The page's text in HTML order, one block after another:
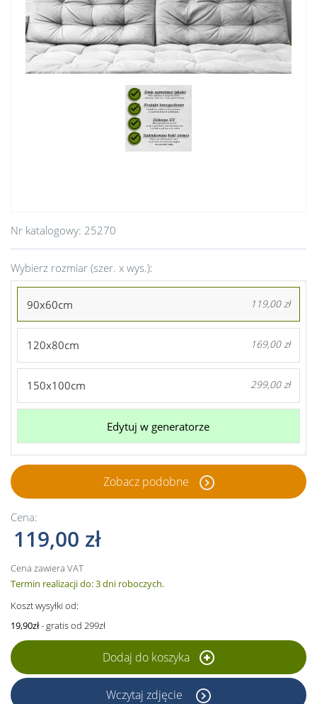
Nr katalogowy: 25270
Wybierz rozmiar (szer. x wys.):
90x60cm 119,00 zł
120x80cm 169,00 zł
150x100cm 299,00 zł
Edytuj w generatorze
Zobacz podobne
Cena:
119,00 zł
Cena zawiera VAT
Termin realizacji do: 3 dni roboczych.
Koszt wysyłki od:
19,90zł- gratis od 299zł
Dodaj do koszyka
Wczytaj zdjęcie